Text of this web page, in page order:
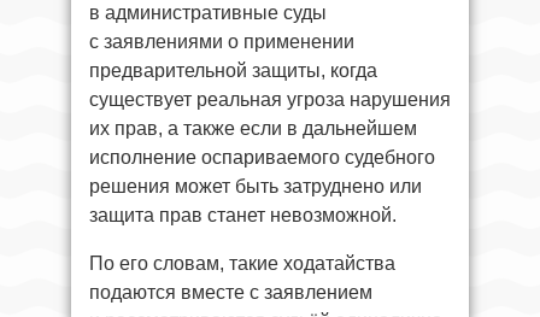
в административные суды
с заявлениями о применении
предварительной защиты, когда
существует реальная угроза нарушения
их прав, а также если в дальнейшем
исполнение оспариваемого судебного
решения может быть затруднено или
защита прав станет невозможной.
По его словам, такие ходатайства
подаются вместе с заявлением